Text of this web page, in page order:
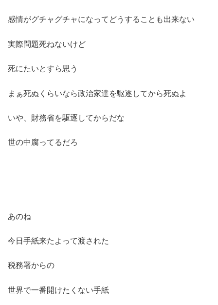
感情がグチャグチャになってどうすることも出来ない
実際問題死ねないけど
死にたいとすら思う
まぁ死ぬくらいなら政治家達を駆逐してから死ぬよ
いや、財務省を駆逐してからだな
世の中腐ってるだろ
あのね
今日手紙来たよって渡された
税務署からの
世界で一番開けたくない手紙